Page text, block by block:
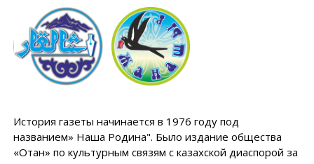
История газеты начинается в 1976 году под
названием» Наша Родина". Было издание общества
«Отан» по культурным связям с казахской диаспорой за